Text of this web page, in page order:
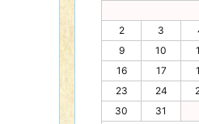
2
3
9
10
16
17
23
24
30
31